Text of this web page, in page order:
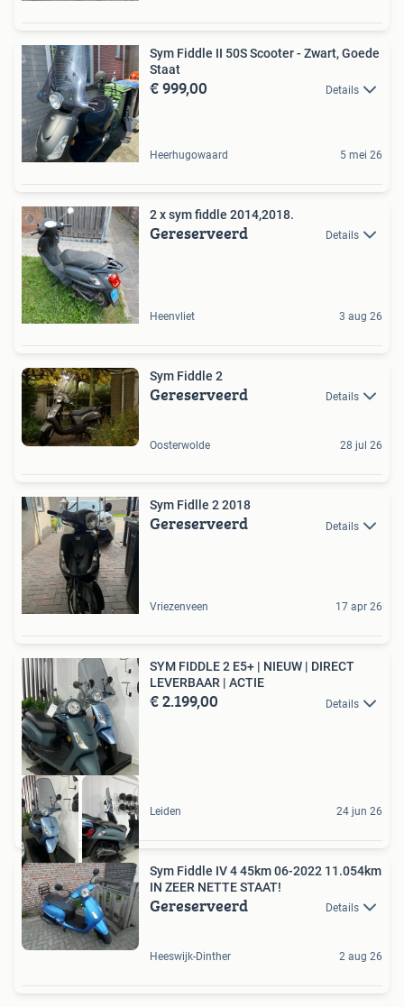
Sym Fiddle II 50S Scooter - Zwart, Goede
Staat
€ 999,00 Details
Heerhugowaard 5 mei 26
2 x sym fiddle 2014,2018.
Gereserveerd Details
Heenvliet 3 aug 26
Sym Fiddle 2
Gereserveerd Details
Oosterwolde 28 jul 26
Sym Fidlle 2 2018
Gereserveerd Details
Vriezenveen 17 apr 26
SYM FIDDLE 2 E5+ | NIEUW | DIRECT
LEVERBAAR | ACTIE
€ 2.199,00 Details
Leiden 24 jun 26
Sym Fiddle IV 4 45km 06-2022 11.054km
IN ZEER NETTE STAAT!
Gereserveerd Details
Heeswijk-Dinther 2 aug 26